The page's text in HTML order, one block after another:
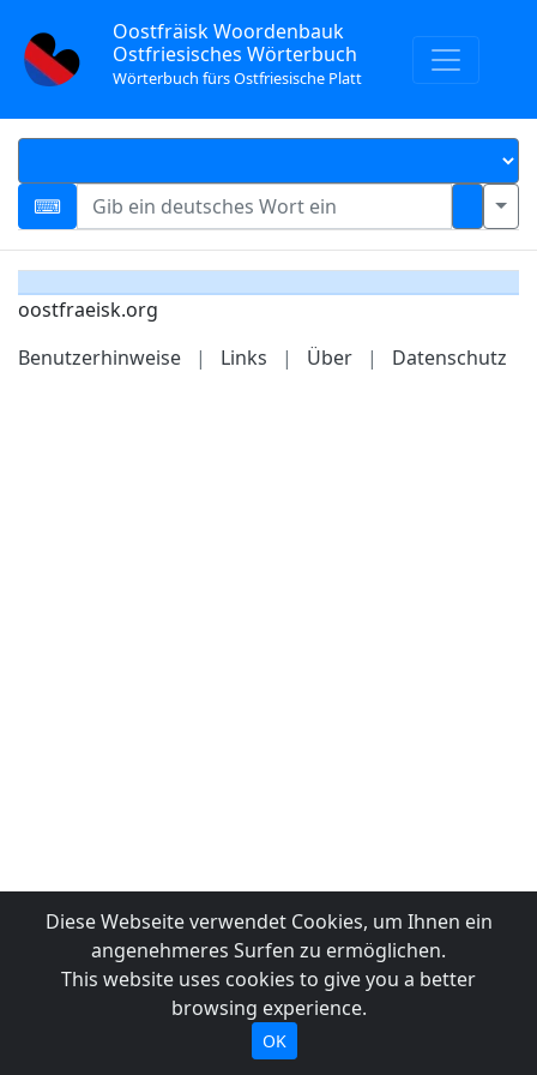
Oostfräisk Woordenbauk
Ostfriesisches Wörterbuch
Wörterbuch fürs Ostfriesische Platt
oostfraeisk.org
Benutzerhinweise
| Links | Über | Datenschutz
Diese Webseite verwendet Cookies, um Ihnen ein
angenehmeres Surfen zu ermöglichen.
This website uses cookies to give you a better
browsing experience.
OK